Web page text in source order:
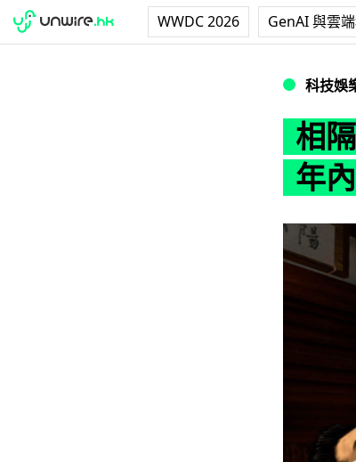
WWDC 2026 GenAI 與雲
科技娛
相
年